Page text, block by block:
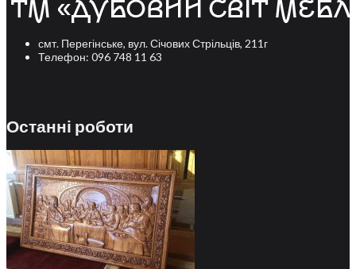
смт. Перегінське, вул. Січових Стрільців, 211г
Телефон: 096 748 11 63
Останні роботи